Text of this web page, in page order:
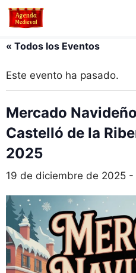
Saltar
« Todos los Eventos
Este evento ha pasado.
Mercado
Castelló de la
2025
19 de diciembre de 2025 -